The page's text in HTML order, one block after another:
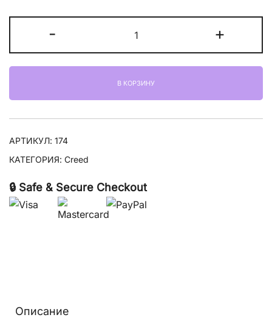
–
31700,00 ₽
-
товара
Creed
+
В КОРЗИНУ
АРТИКУЛ: 174
КАТЕГОРИЯ: Creed
🔒 Safe & Secure Checkout
Описание